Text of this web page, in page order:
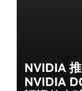
NVIDIA
NVIDIA